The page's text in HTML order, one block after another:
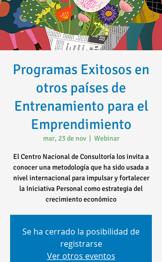
Programas Exitosos en
otros países de
Entrenamiento para el
Emprendimiento
mar, 23 de nov
  |
Webinar
El Centro Nacional de Consultoría los invita a
conocer una metodología que ha sido usada a
nivel internacional para impulsar y fortalecer
la Iniciativa Personal como estrategia del
crecimiento económico
Se ha cerrado la posibilidad de
registrarse
Ver otros eventos